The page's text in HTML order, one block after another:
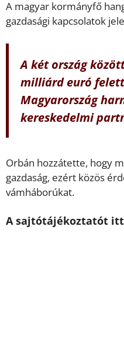
A magyar kormányfő
gazdasági kapcsolatok
A két ország
milliárd euró
Magyarország
kereskedelmi
Orbán hozzátette, hogy
gazdaság, ezért közös
vámháborúkat.
A sajtótájékoztatót